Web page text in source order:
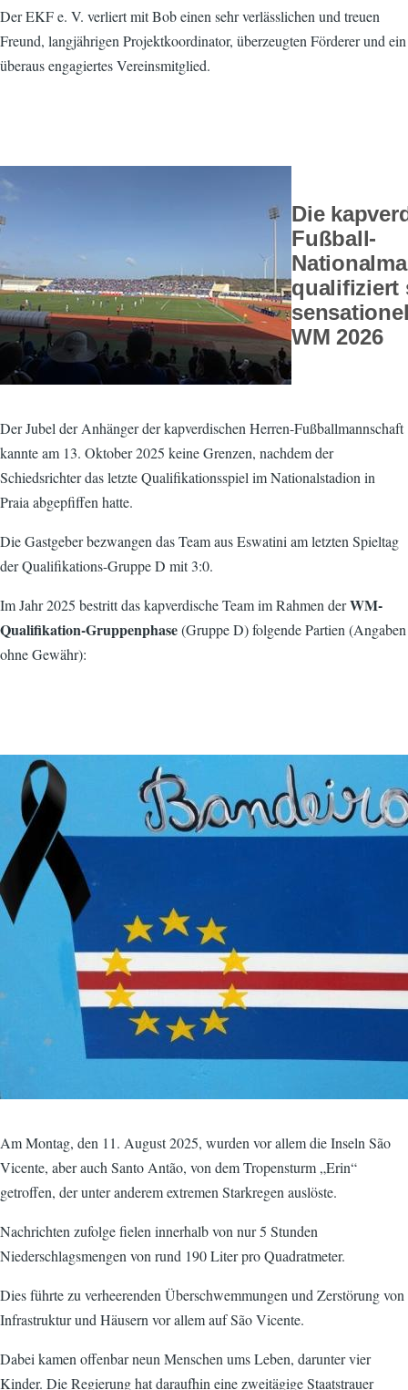
Der EKF e. V. verliert mit Bob einen sehr verlässlichen und treuen
Freund, langjährigen Projektkoordinator, überzeugten Förderer und ein
überaus engagiertes Vereinsmitglied.
Die
Fußball-
qualifiziert
WM 2026
Der Jubel der Anhänger der kapverdischen Herren-Fußballmannschaft
kannte am 13. Oktober 2025 keine Grenzen, nachdem der
Schiedsrichter das letzte Qualifikationsspiel im Nationalstadion in
Praia abgepfiffen hatte.
Die Gastgeber bezwangen das Team aus Eswatini am letzten Spieltag
der Qualifikations-Gruppe D mit 3:0.
Im Jahr 2025 bestritt das kapverdische Team im Rahmen derWM-
Qualifikation-Gruppenphase(Gruppe D) folgende Partien (Angaben
ohne Gewähr):
Am Montag, den 11. August 2025, wurden vor allem die Inseln São
Vicente, aber auch Santo Antão, von dem Tropensturm „Erin“
getroffen, der unter anderem extremen Starkregen auslöste.
Nachrichten zufolge fielen innerhalb von nur 5 Stunden
Niederschlagsmengen von rund 190 Liter pro Quadratmeter.
Dies führte zu verheerenden Überschwemmungen und Zerstörung von
Infrastruktur und Häusern vor allem auf São Vicente.
Dabei kamen offenbar neun Menschen ums Leben, darunter vier
Kinder. Die Regierung hat daraufhin eine zweitägige Staatstrauer